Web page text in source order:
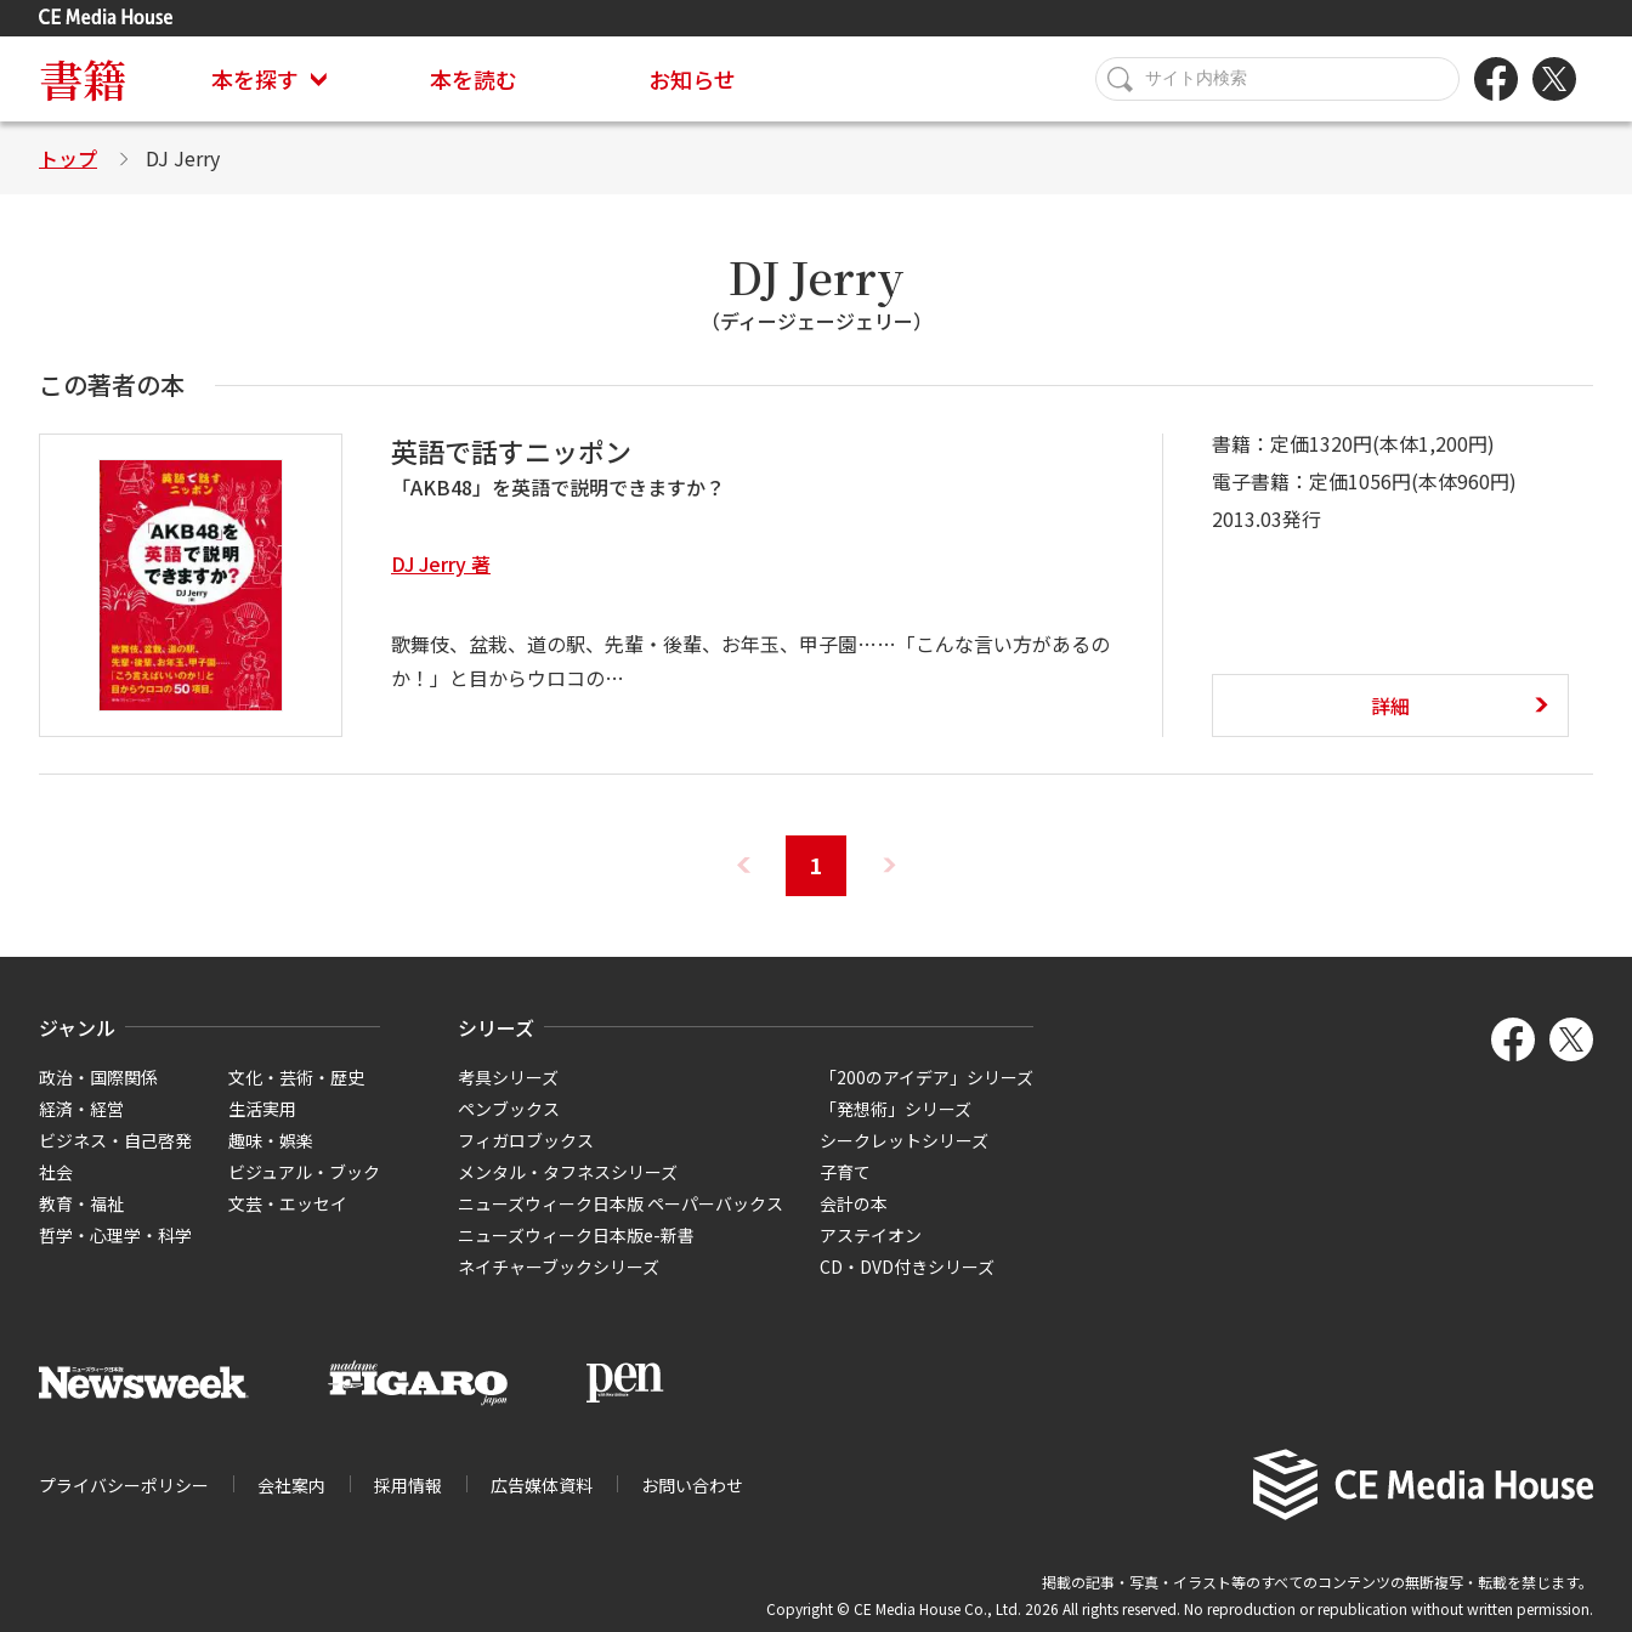
書籍 本を探す 本を読む お知らせ
トップ DJ Jerry
DJ Jerry
（ディージェージェリー）
この著者の本
英語で話すニッポン
「AKB48」を英語で説明できますか？
DJ Jerry 著
歌舞伎、盆栽、道の駅、先輩・後輩、お年玉、甲子園……「こんな言い方があるの
か！」と目からウロコの…
書籍：定価1320円(本体1,200円)
電子書籍：定価1056円(本体960円)
2013.03発行
詳細
1
ジャンル
政治・国際関係
経済・経営
ビジネス・自己啓発
社会
教育・福祉
哲学・心理学・科学
文化・芸術・歴史
生活実用
趣味・娯楽
ビジュアル・ブック
文芸・エッセイ
シリーズ
考具シリーズ
ペンブックス
フィガロブックス
メンタル・タフネスシリーズ
ニューズウィーク日本版 ペーパーバックス
ニューズウィーク日本版e-新書
ネイチャーブックシリーズ
「200のアイデア」シリーズ
「発想術」シリーズ
シークレットシリーズ
子育て
会計の本
アステイオン
CD・DVD付きシリーズ
プライバシーポリシー 会社案内 採用情報 広告媒体資料 お問い合わせ
掲載の記事・写真・イラスト等のすべてのコンテンツの無断複写・転載を禁じます。
Copyright © CE Media House Co., Ltd. 2026 All rights reserved. No reproduction or republication without written permission.